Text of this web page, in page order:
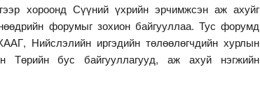
хороонд Сүүний үхрийн эрчимжсэн аж ахуйг
форумыг зохион байгууллаа. Тус форумд
Нийслэлийн иргэдийн төлөөлөгчдийн хурлын
Төрийн бус байгууллагууд, аж ахуй нэгжийн